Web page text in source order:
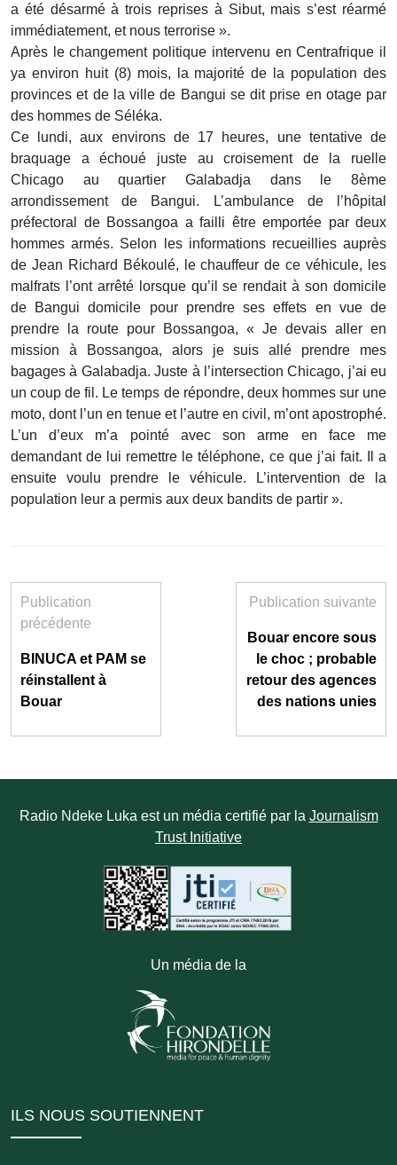
a été désarmé à trois reprises à Sibut, mais s’est réarmé
immédiatement, et nous terrorise ».
Après le changement politique intervenu en Centrafrique il
ya environ huit (8) mois, la majorité de la population des
provinces et de la ville de Bangui se dit prise en otage par
des hommes de Séléka.
Ce lundi, aux environs de 17 heures, une tentative de
braquage a échoué juste au croisement de la ruelle
Chicago au quartier Galabadja dans le 8ème
arrondissement de Bangui. L’ambulance de l’hôpital
préfectoral de Bossangoa a failli être emportée par deux
hommes armés. Selon les informations recueillies auprès
de Jean Richard Békoulé, le chauffeur de ce véhicule, les
malfrats l’ont arrêté lorsque qu’il se rendait à son domicile
de Bangui domicile pour prendre ses effets en vue de
prendre la route pour Bossangoa, « Je devais aller en
mission à Bossangoa, alors je suis allé prendre mes
bagages à Galabadja. Juste à l’intersection Chicago, j’ai eu
un coup de fil. Le temps de répondre, deux hommes sur une
moto, dont l’un en tenue et l’autre en civil, m’ont apostrophé.
L’un d’eux m’a pointé avec son arme en face me
demandant de lui remettre le téléphone, ce que j’ai fait. Il a
ensuite voulu prendre le véhicule. L’intervention de la
population leur a permis aux deux bandits de partir ».
Publication
précédente
BINUCA et PAM se
réinstallent à
Bouar
Publication suivante
Bouar encore sous
le choc ; probable
retour des agences
des nations unies
Radio Ndeke Luka est un média certifié par la Journalism
Trust Initiative
Un média de la
ILS NOUS SOUTIENNENT